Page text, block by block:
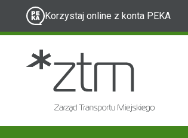
Korzystaj online z konta PEKA